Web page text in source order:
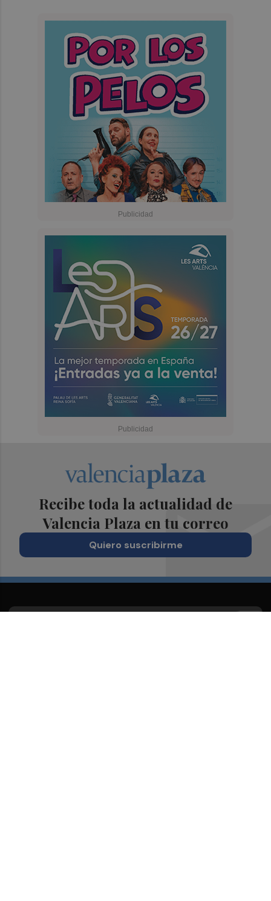
Recibe toda la actualidad de
Valencia Plaza en tu correo
Quiero suscribirme